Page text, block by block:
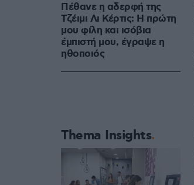
Πέθανε η αδερφή της
Τζέιμι Λι Κέρτις: Η πρώτη
μου φίλη και ισόβια
έμπιστή μου, έγραψε η
ηθοποιός
Thema Insights